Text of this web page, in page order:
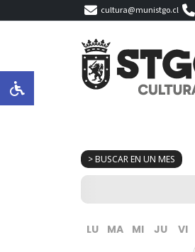
cultura@munistgo.cl
> BUSCAR EN UN MES
LU MA MI JU VI